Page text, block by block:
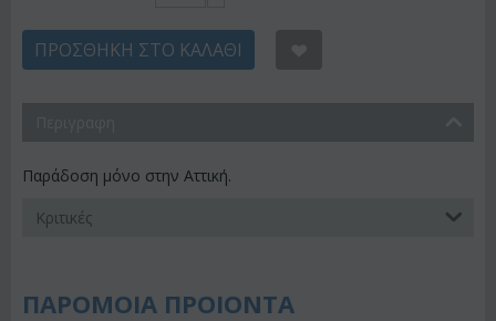
ΠΡΟΣΘΉΚΗ ΣΤΟ ΚΑΛΆΘΙ
Παράδοση μόνο στην Αττική.
Κριτικές
ΠΑΡΟΜΟΙΑ ΠΡΟΙΟΝΤΑ